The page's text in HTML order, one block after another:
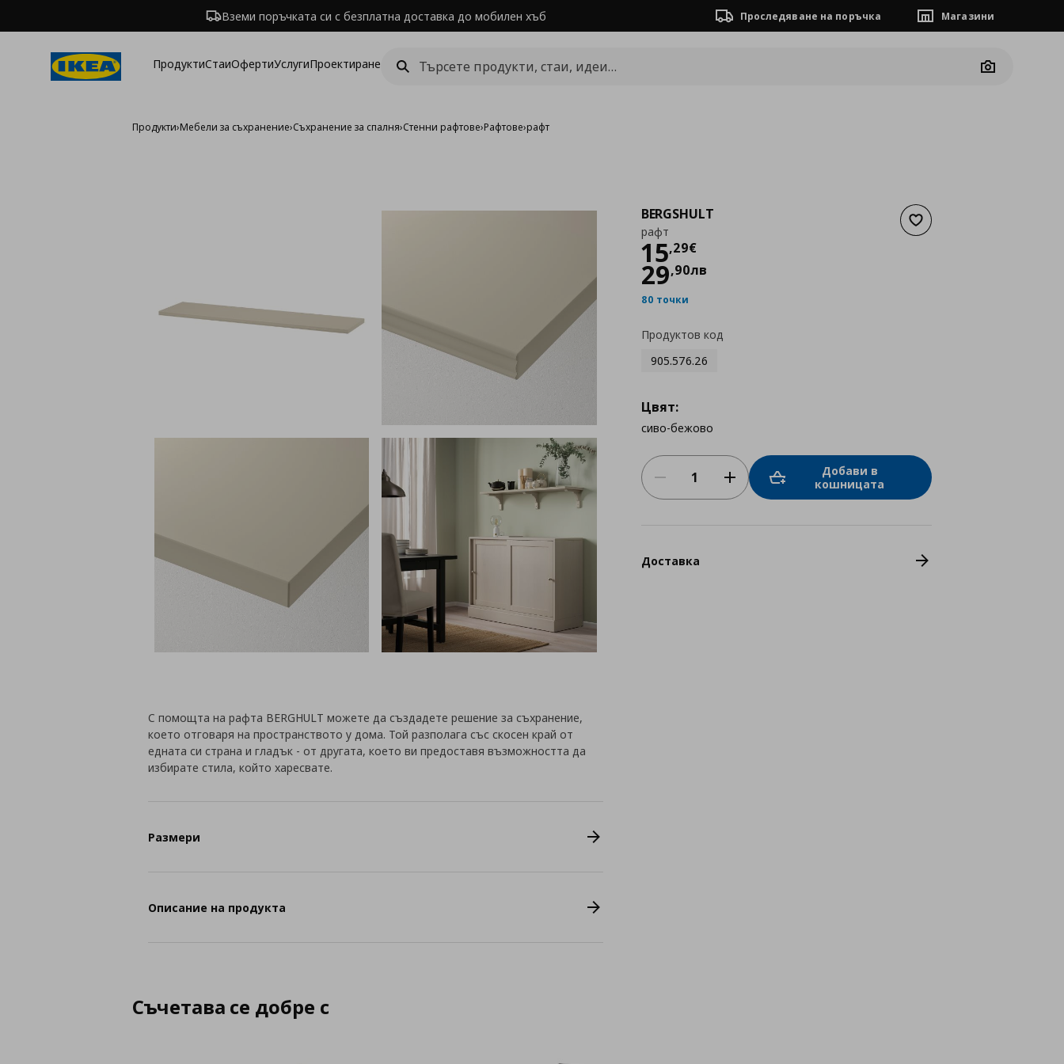
Вземи поръчката си с безплатна доставка до мобилен хъб Проследяване на поръчка Магазини
ПродуктиСтаиОфертиУслугиПроектиране
Camera
Продукти›Мебели за съхранение›Съхранение за спалня›Стенни рафтове›Рафтове›рaфт
Добави към списъка с
BERGSHULT
рaфт
15,29€
Цена
29,90лв
80 точки
Продуктов код
905.576.26
Цвят:
сиво-бежово
Добави в
кошницата
Доставка
С помощта на рафта BERGHULT можете да създадете решение за съхранение,
което отговаря на пространството у дома. Той разполага със скосен край от
едната си страна и гладък - от другата, което ви предоставя възможността да
избирате стила, който харесвате.
Размери
Описание на продукта
Съчетава се добре с